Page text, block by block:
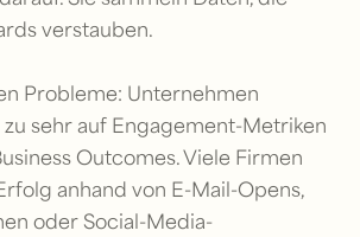
verstauben.
Probleme: Unternehmen
sehr auf Engagement-Metriken
Outcomes. Viele Firmen
anhand von E-Mail-Opens,
oder Social-Media-